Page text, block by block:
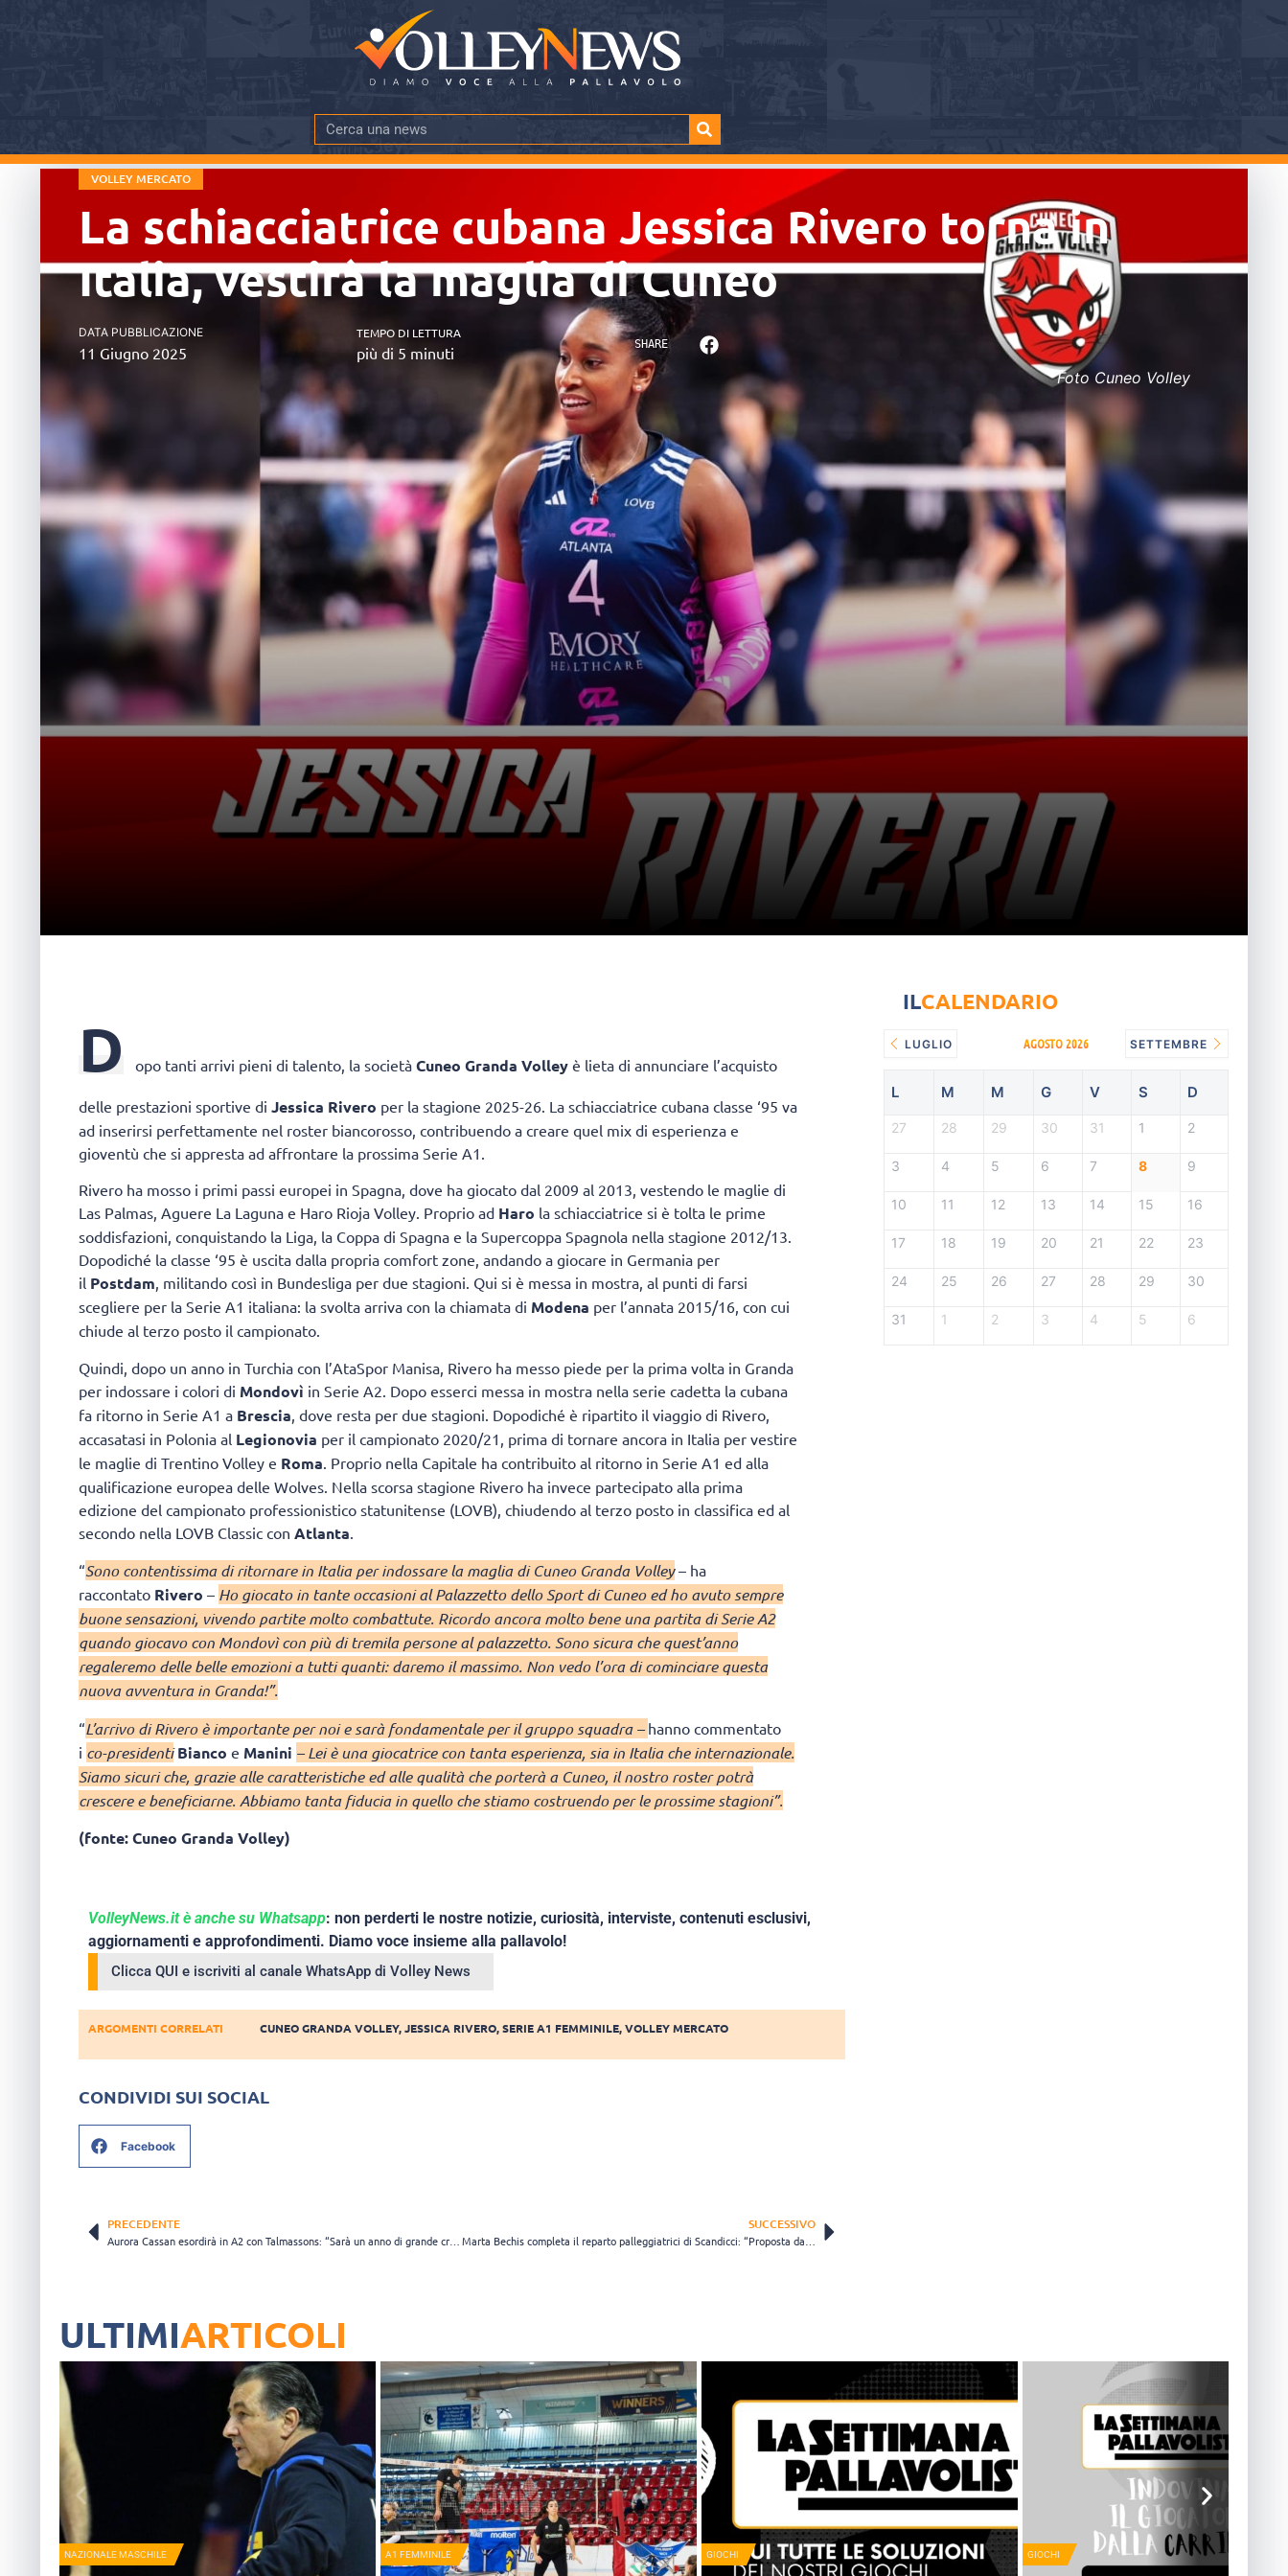
VOLLEY MERCATO
La schiacciatrice cubana Jessica Rivero torna in
Italia, vestirà la maglia di Cuneo
DATA PUBBLICAZIONE
11 Giugno 2025
TEMPO DI LETTURA
più di 5 minuti SHARE
Foto Cuneo Volley
D opo tanti arrivi pieni di talento, la società Cuneo Granda Volley è lieta di annunciare l’acquisto
delle prestazioni sportive di Jessica Rivero per la stagione 2025-26. La schiacciatrice cubana classe ‘95 va
ad inserirsi perfettamente nel roster biancorosso, contribuendo a creare quel mix di esperienza e
gioventù che si appresta ad affrontare la prossima Serie A1.
Rivero ha mosso i primi passi europei in Spagna, dove ha giocato dal 2009 al 2013, vestendo le maglie di
Las Palmas, Aguere La Laguna e Haro Rioja Volley. Proprio ad Haro la schiacciatrice si è tolta le prime
soddisfazioni, conquistando la Liga, la Coppa di Spagna e la Supercoppa Spagnola nella stagione 2012/13.
Dopodiché la classe ‘95 è uscita dalla propria comfort zone, andando a giocare in Germania per
il Postdam, militando così in Bundesliga per due stagioni. Qui si è messa in mostra, al punti di farsi
scegliere per la Serie A1 italiana: la svolta arriva con la chiamata di Modena per l’annata 2015/16, con cui
chiude al terzo posto il campionato.
Quindi, dopo un anno in Turchia con l’AtaSpor Manisa, Rivero ha messo piede per la prima volta in Granda
per indossare i colori di Mondovì in Serie A2. Dopo esserci messa in mostra nella serie cadetta la cubana
fa ritorno in Serie A1 a Brescia , dove resta per due stagioni. Dopodiché è ripartito il viaggio di Rivero,
accasatasi in Polonia al Legionovia per il campionato 2020/21, prima di tornare ancora in Italia per vestire
le maglie di Trentino Volley e Roma . Proprio nella Capitale ha contribuito al ritorno in Serie A1 ed alla
qualificazione europea delle Wolves. Nella scorsa stagione Rivero ha invece partecipato alla prima
edizione del campionato professionistico statunitense (LOVB), chiudendo al terzo posto in classifica ed al
secondo nella LOVB Classic con Atlanta
“Sono contentissima di ritornare in Italia per indossare la maglia di Cuneo Granda Volley– ha
raccontato Rivero – Ho giocato in tante occasioni al Palazzetto dello Sport di Cuneo ed ho avuto sempre
buone sensazioni, vivendo partite molto combattute. Ricordo ancora molto bene una partita di Serie A2
quando giocavo con Mondovì con più di tremila persone al palazzetto. Sono sicura che quest’anno
regaleremo delle belle emozioni a tutti quanti: daremo il massimo. Non vedo l’ora di cominciare questa
nuova avventura in Granda!”.
“L’arrivo di Rivero è importante per noi e sarà fondamentale per il gruppo squadra –hanno commentato
i co-presidenti Bianco e Manini – Lei è una giocatrice con tanta esperienza, sia in Italia che internazionale.
Siamo sicuri che, grazie alle caratteristiche ed alle qualità che porterà a Cuneo, il nostro roster potrà
crescere e beneficiarne. Abbiamo tanta fiducia in quello che stiamo costruendo per le prossime stagioni”.
(fonte: Cuneo Granda Volley)
VolleyNews.it è anche su Whatsapp: non perderti le nostre notizie, curiosità, interviste, contenuti esclusivi,
aggiornamenti e approfondimenti. Diamo voce insieme alla pallavolo!
Clicca QUI e iscriviti al canale WhatsApp di Volley News
ARGOMENTI CORRELATI CUNEO GRANDA VOLLEY,JESSICA RIVERO,SERIE A1 FEMMINILE,VOLLEY MERCATO
CONDIVIDI SUI SOCIAL
Facebook
PRECEDENTE
Aurora Cassan esordirà in A2 con Talmassons: “Sarà un anno di grande crescita”
SUCCESSIVO
Marta Bechis completa il reparto palleggiatrici di Scandicci: “Proposta davvero allettante e stimolante”
ILCALENDARIO
LUGLIO AGOSTO 2026 SETTEMBRE
L M M G V S D
27 28 29 30 31 1 2
3 4 5 6 7 8 9
10 11 12 13 14 15 16
17 18 19 20 21 22 23
24 25 26 27 28 29 30
31 1 2 3 4 5 6
ULTIMIARTICOLI
NAZIONALE MASCHILE A1 FEMMINILE GIOCHI GIOCHI